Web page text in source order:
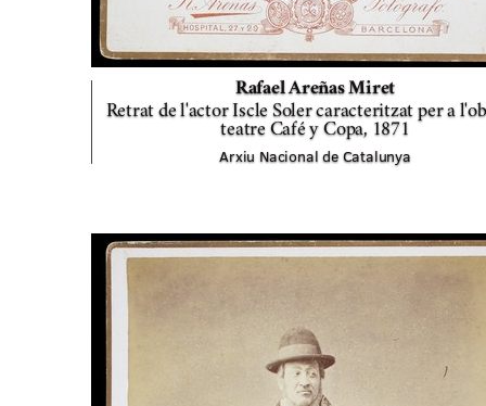
Rafael Areñas Miret
Retrat de l'actor Iscle Soler caracteritzat per a
teatre Café y Copa, 1871
Arxiu Nacional de Catalunya